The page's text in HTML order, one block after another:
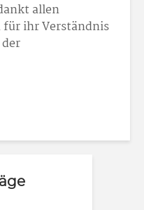
allen
ihr Verständnis